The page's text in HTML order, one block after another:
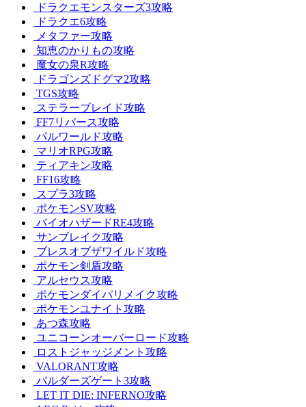
ドラクエモンスターズ3攻略
ドラクエ6攻略
メタファー攻略
知恵のかりもの攻略
魔女の泉R攻略
ドラゴンズドグマ2攻略
TGS攻略
ステラーブレイド攻略
FF7リバース攻略
パルワールド攻略
マリオRPG攻略
ティアキン攻略
FF16攻略
スプラ3攻略
ポケモンSV攻略
バイオハザードRE4攻略
サンブレイク攻略
ブレスオブザワイルド攻略
ポケモン剣盾攻略
アルセウス攻略
ポケモンダイパリメイク攻略
ポケモンユナイト攻略
あつ森攻略
ユニコーンオーバーロード攻略
ロストジャッジメント攻略
VALORANT攻略
バルダーズゲート3攻略
LET IT DIE: INFERNO攻略